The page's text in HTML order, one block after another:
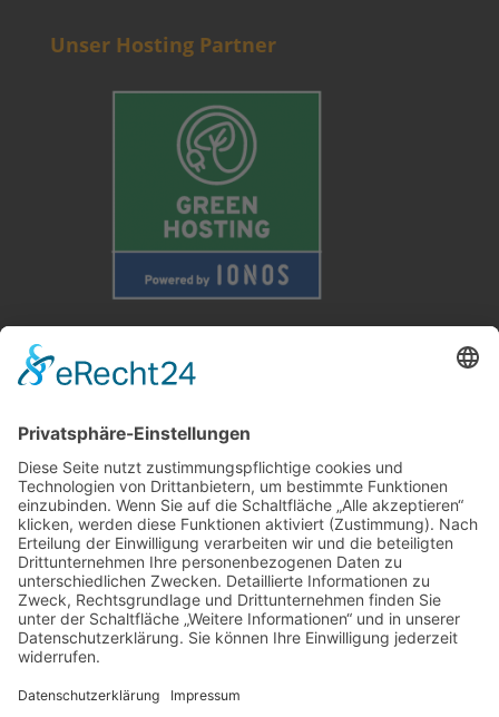
Unser Hosting Partner
Weitere Informationen
Kontakt
Newsletter
FAQ
Schlagworte
Datenschutz
Impressum